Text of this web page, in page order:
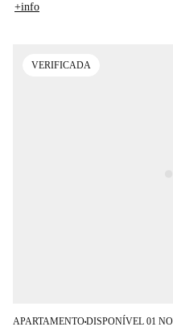
+info
VERIFICADA
APARTAMENTO■DISPONÍVEL 01